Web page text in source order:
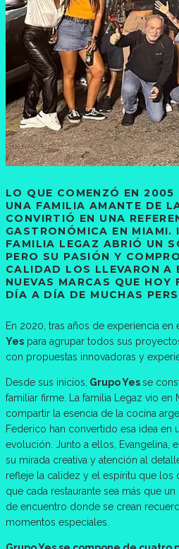
LO QUE COMENZÓ EN 2005
UNA FAMILIA AMANTE DE
CONVIRTIÓ EN UNA
GASTRONÓMICA EN MIAMI.
FAMILIA LEGAZ ABRIÓ UN
PERO SU PASIÓN Y
CALIDAD LOS LLEVARON A
NUEVAS MARCAS QUE HOY
DÍA A DÍA DE MUCHAS
En 2020, tras años de experiencia en
Yes para agrupar todos sus
con propuestas innovadoras y
Desde sus inicios, Grupo Yesse
familiar firme. La familia Legaz vio en
compartir la esencia de la cocina
Federico han convertido esa idea en
evolución. Junto a ellos, Evangelina,
su mirada creativa y atención al
refleje la calidez y el espíritu que los
que cada restaurante sea más que
de encuentro donde se crean
momentos especiales.